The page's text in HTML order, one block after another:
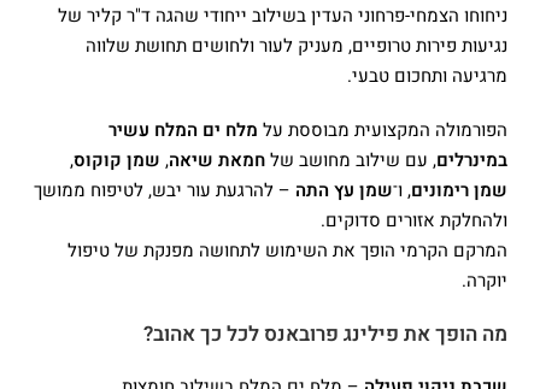
ניחוחו הצמחי-פרחוני העדין בשילוב ייחודי שהגה ד"ר קליר של
נגיעות פירות טרופיים, מעניק לעור ולחושים תחושת שלווה
מרגיעה ותחכום טבעי.
הפורמולה המקצועית מבוססת על מלח ים המלח עשיר
במינרלים, עם שילוב מחושב שלחמאת שיאה, שמן קוקוס,
שמן רימונים, ו־שמן עץ התה – להרגעת עור יבש, לטיפוח ממושך
ולהחלקת אזורים סדוקים.
המרקם הקרמי הופך את השימוש לתחושה מפנקת של טיפול
יוקרה.
מה הופך את פילינג פרובאנס לכל כך אהוב?